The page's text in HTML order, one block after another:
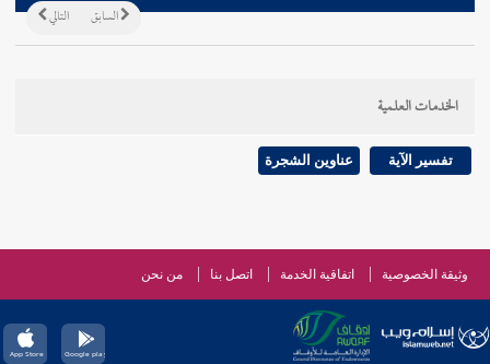
التالي السابق
الخدمات العلمية
تفسير الآية عناوين الشجرة
وثيقة الخصوصية اتفاقية الخدمة اتصل بنا من نحن